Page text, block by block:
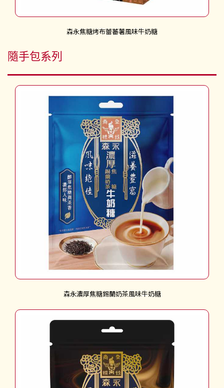
森永焦糖烤布蕾蕃薯風味牛奶糖
隨手包系列
森永濃厚焦糖錫蘭奶茶風味牛奶糖